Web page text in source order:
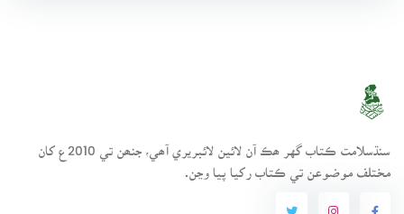
سنڌسلامت ڪتاب گهر ھڪ آن لائين لائبريري آھي، جنھن تي 2010ع کان
مختلف موضوعن تي ڪتاب رکيا پيا وڃن.